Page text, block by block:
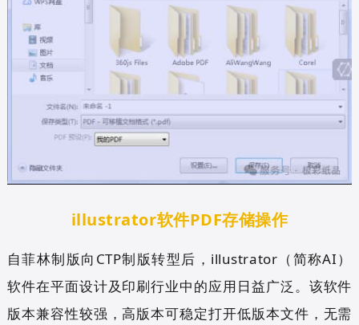
illustrator软件PDF存储操作
自菲林制版向CTP制版转型后，illustrator（简称AI）
软件在平面设计及印刷行业中的应用日益广泛。该软件
版本兼容性较强，高版本可稳定打开低版本文件，无需